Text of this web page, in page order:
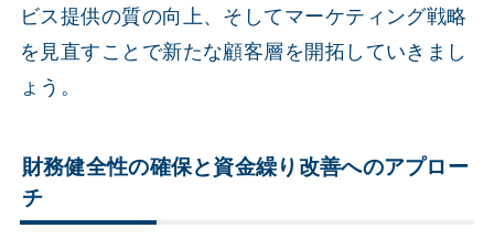
ビス提供の質の向上、そしてマーケティング戦略
を見直すことで新たな顧客層を開拓していきまし
ょう。
財務健全性の確保と資金繰り改善へのアプロー
チ